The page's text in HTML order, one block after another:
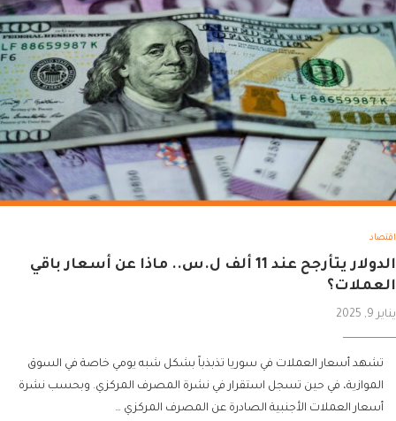
اقتصاد
الدولار يتأرجح عند 11 ألف ل.س.. ماذا عن أسعار باقي
العملات؟
يناير 9, 2025
تشهد أسعار العملات في سوريا تذبذباً بشكل شبه يومي خاصة في السوق
الموازية، في حين تسجل استقرار في نشرة المصرف المركزي. وبحسب نشرة
أسعار العملات الأجنبية الصادرة عن المصرف المركزي …